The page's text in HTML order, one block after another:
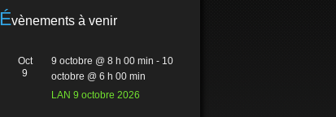
Évènements à venir
Oct
9
9 octobre @ 8 h 00 min - 10
octobre @ 6 h 00 min
LAN 9 octobre 2026